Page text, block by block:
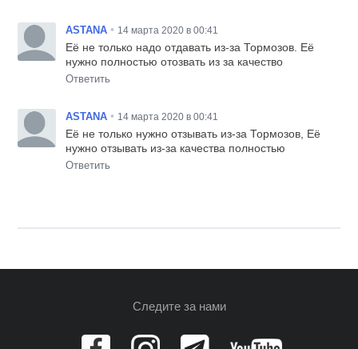
ASTANA • 14 марта 2020 в 00:41
Её не только надо отдавать из-за Тормозов. Её
нужно полностью отозвать из за качество
Ответить
ASTANA • 14 марта 2020 в 00:41
Её не только нужно отзывать из-за Тормозов, Её
нужно отзывать из-за качества полностью
Ответить
Следите за нами